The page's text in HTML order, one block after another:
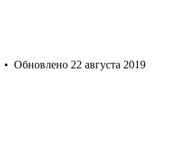
• Обновлено 22 августа 2019